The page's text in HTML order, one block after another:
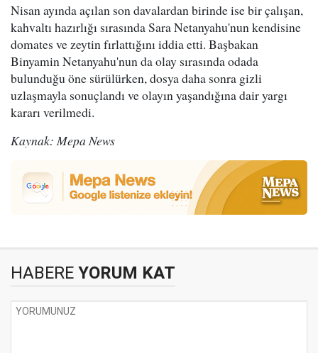
Nisan ayında açılan son davalardan birinde ise bir çalışan,
kahvaltı hazırlığı sırasında Sara Netanyahu'nun kendisine
domates ve zeytin fırlattığını iddia etti. Başbakan
Binyamin Netanyahu'nun da olay sırasında odada
bulunduğu öne sürülürken, dosya daha sonra gizli
uzlaşmayla sonuçlandı ve olayın yaşandığına dair yargı
kararı verilmedi.
Kaynak: Mepa News
HABERE YORUM KAT